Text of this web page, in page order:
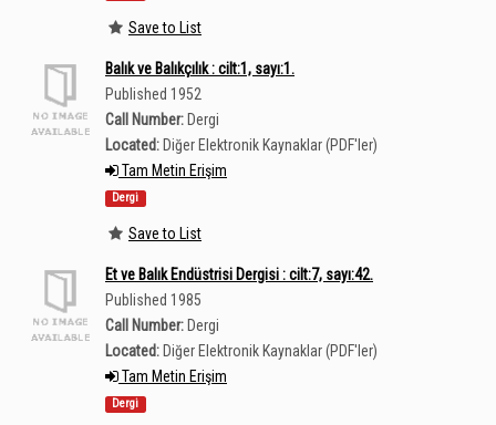
Save to List
Balık ve Balıkçılık : cilt:1, sayı:1.
Published 1952
Call Number: Dergi
Located: Diğer Elektronik Kaynaklar (PDF'ler)
Tam Metin Erişim
Dergi
Save to List
Et ve Balık Endüstrisi Dergisi : cilt:7, sayı:42.
Published 1985
Call Number: Dergi
Located: Diğer Elektronik Kaynaklar (PDF'ler)
Tam Metin Erişim
Dergi